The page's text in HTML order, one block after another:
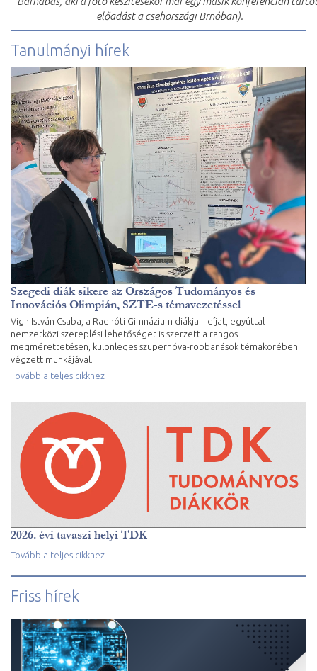
előadást a csehországi Brnóban).
Tanulmányi hírek
Szegedi diák sikere az Országos Tudományos és
Innovációs Olimpián, SZTE-s témavezetéssel
Vigh István Csaba, a Radnóti Gimnázium diákja I. díjat, egyúttal
nemzetközi szereplési lehetőséget is szerzett a rangos
megmérettetésen, különleges szupernóva-robbanások témakörében
végzett munkájával.
Tovább a teljes cikkhez
2026. évi tavaszi helyi TDK
Tovább a teljes cikkhez
Friss hírek